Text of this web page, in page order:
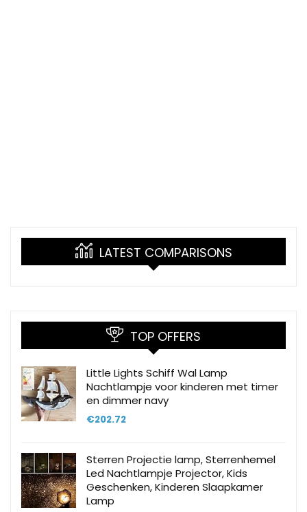
LATEST COMPARISONS
TOP OFFERS
Little Lights Schiff Wal Lamp
Nachtlampje voor kinderen met timer
en dimmer navy
€202.72
Sterren Projectie lamp, Sterrenhemel
Led Nachtlampje Projector, Kids
Geschenken, Kinderen Slaapkamer
Lamp